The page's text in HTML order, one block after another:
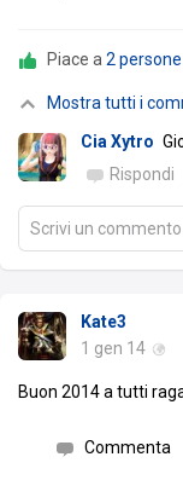
Piace a2 persone
Mostra tutti i
Cia Xytro
Rispondi
Scrivi un commento
Kate3
1 gen 14
Buon 2014 a tutti
Commenta